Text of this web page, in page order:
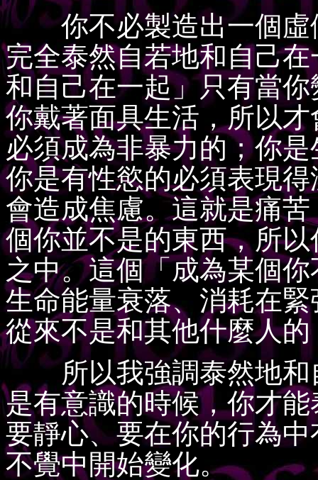
你不必製造出一個虛
完全泰然自若地和自己
和自己在一起」只有當
你戴著面具生活，所以
必須成為非暴力的；你
你是有性慾的必須表現
會造成焦慮。這就是痛
個你並不是的東西，所
之中。這個「成為某個
生命能量衰落、消耗在
從來不是和其他什麼人
所以我強調泰然地和
是有意識的時候，你才
要靜心、要在你的行為
不覺中開始變化。